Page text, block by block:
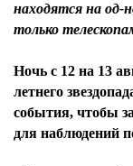
находятся на
только
Ночь с 12 на 13
летнего
события, чтобы
для наблюдений